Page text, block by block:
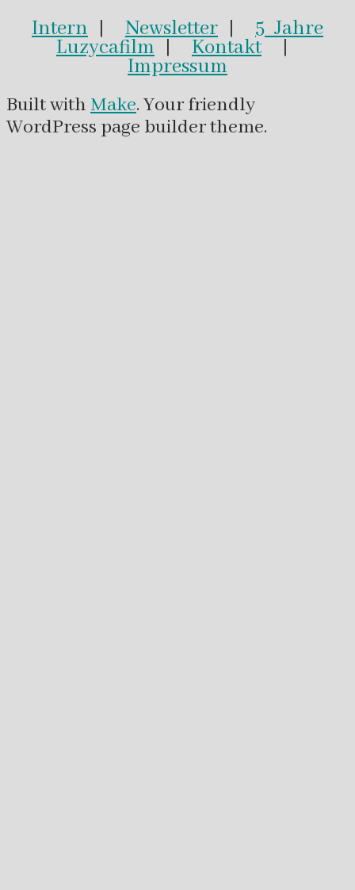
Intern Newsletter 5 Jahre
Luzycafilm Kontakt|
Impressum
Built with Make. Your friendly
WordPress page builder theme.